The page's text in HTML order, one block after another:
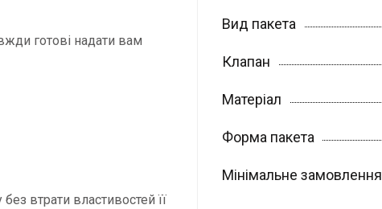
готові надати вам
втрати властивостей її
Вид пакета
Клапан
Матеріал
Форма пакета
Мінімальне замовлення